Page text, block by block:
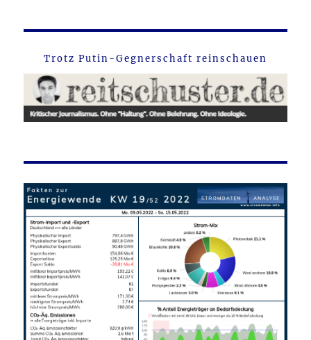
Trotz Putin-Gegnerschaft reinschauen